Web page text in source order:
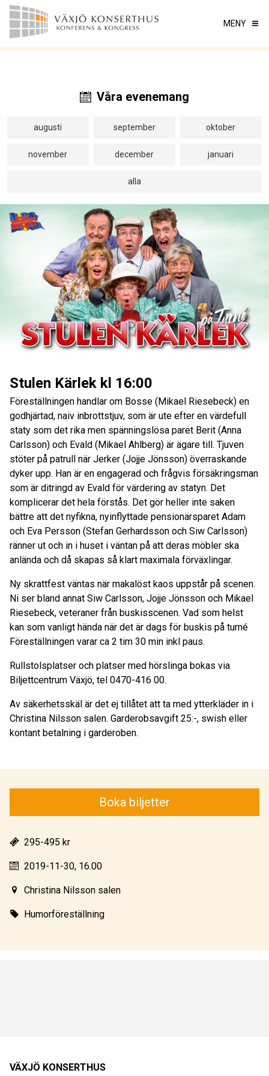
MENY
Våra evenemang
augusti september oktober
november december januari
alla
Boka biljetter
295-495 kr
2019-11-30, 16.00
Christina Nilsson salen
Humorföreställning
Stulen Kärlek kl 16:00
Föreställningen handlar om Bosse (Mikael Riesebeck) en
godhjärtad, naiv inbrottstjuv, som är ute efter en värdefull
staty som det rika men spänningslösa paret Berit (Anna
Carlsson) och Evald (Mikael Ahlberg) är ägare till. Tjuven
stöter på patrull när Jerker (Jojje Jönsson) överraskande
dyker upp. Han är en engagerad och frågvis försäkringsman
som är ditringd av Evald för värdering av statyn. Det
komplicerar det hela förstås. Det gör heller inte saken
bättre att det nyfikna, nyinflyttade pensionärsparet Adam
och Eva Persson (Stefan Gerhardsson och Siw Carlsson)
ränner ut och in i huset i väntan på att deras möbler ska
anlända och då skapas så klart maximala förväxlingar.
Ny skrattfest väntas när makalöst kaos uppstår på scenen.
Ni ser bland annat Siw Carlsson, Jojje Jönsson och Mikael
Riesebeck, veteraner från buskisscenen. Vad som helst
kan som vanligt hända när det är dags för buskis på turné
Föreställningen varar ca 2 tim 30 min inkl paus.
Rullstolsplatser och platser med hörslinga bokas via
Biljettcentrum Växjö, tel 0470-416 00.
Av säkerhetsskäl är det ej tillåtet att ta med ytterkläder in i
Christina Nilsson salen. Garderobsavgift 25:-, swish eller
kontant betalning i garderoben.
VÄXJÖ KONSERTHUS